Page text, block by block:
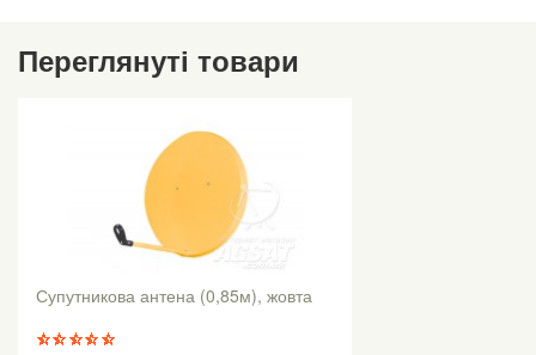
Переглянуті товари
Супутникова антена (0,85м), жовта